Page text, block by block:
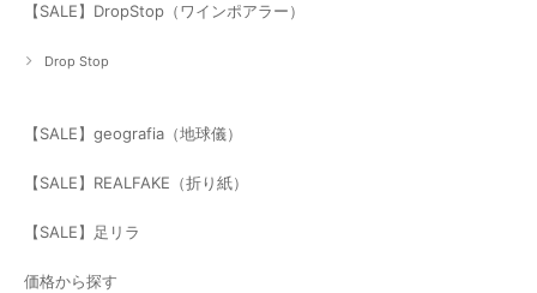
【SALE】DropStop（ワインポアラー）
Drop Stop
【SALE】geografia（地球儀）
【SALE】REALFAKE（折り紙）
【SALE】足リラ
価格から探す